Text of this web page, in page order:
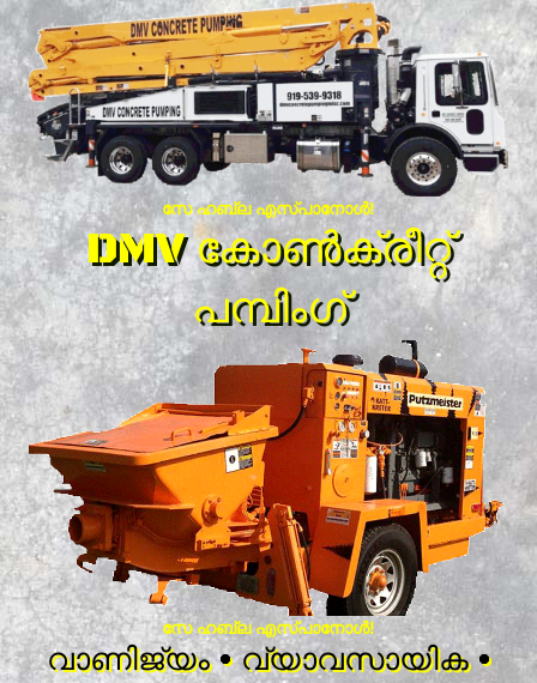
സേ ഹബ്ല എസ്പാനോൾ!
DMV കോൺക്രീറ്റ്
പമ്പിംഗ്
സേ ഹബ്ല എസ്പാനോൾ!
വാണിജ്യം • വ്യാവസായിക •